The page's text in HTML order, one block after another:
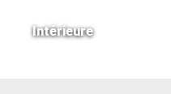
Intérieure